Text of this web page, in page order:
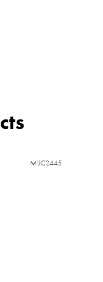
MIJC2445